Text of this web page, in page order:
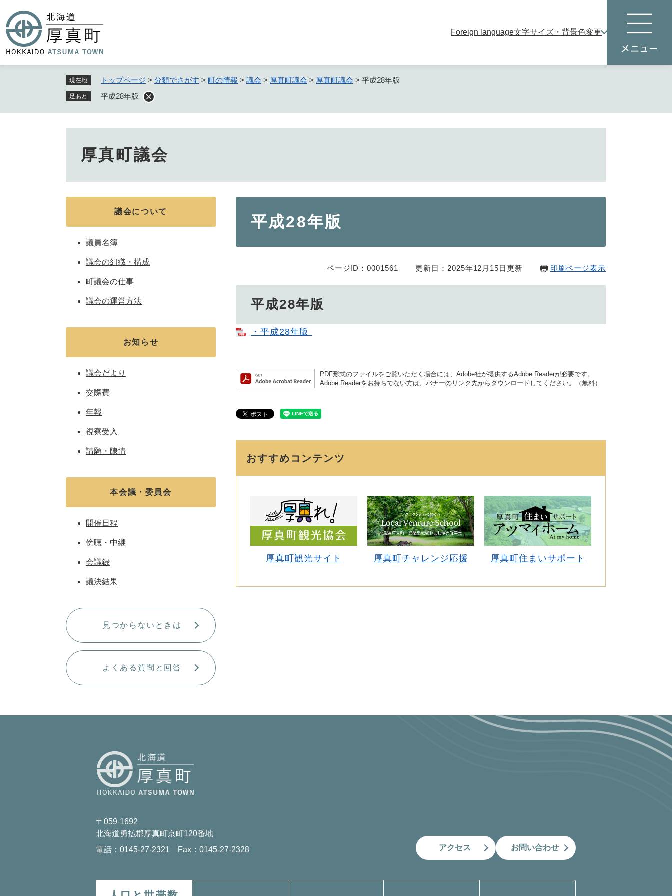
ジ
先
頭
本
Foreign language文字サイズ・背景色変更
現在地 トップページ > 分類でさがす > 町の情報 > 議会 > 厚真町議会 > 厚真町議会 > 平成28年版
足あと 平成28年版
厚真町議会
平成28年版
ページID：0001561 更新日：2025年12月15日更新 印刷ページ表示
平成28年版
・平成28年版
PDF形式のファイルをご覧いただく場合には、Adobe社が提供するAdobe Readerが必要です。
Adobe Readerをお持ちでない方は、バナーのリンク先からダウンロードしてください。（無料）
おすすめコンテンツ
厚真町観光サイト 厚真町チャレンジ応援 厚真町住まいサポート
議会について
議員名簿
議会の組織・構成
町議会の仕事
議会の運営方法
お知らせ
議会だより
交際費
年報
視察受入
請願・陳情
本会議・委員会
開催日程
傍聴・中継
会議録
議決結果
見つからないときは
よくある質問と回答
〒059-1692
北海道勇払郡厚真町京町120番地
電話：0145-27-2321 Fax：0145-27-2328
アクセス お問い合わせ